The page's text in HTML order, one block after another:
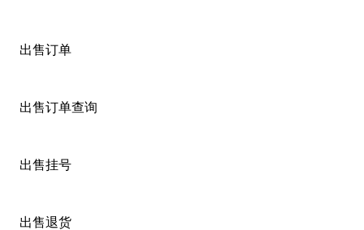
出售订单
出售订单查询
出售挂号
出售退货